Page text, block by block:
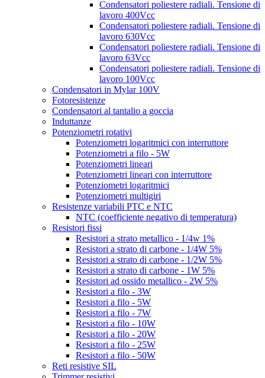
Condensatori poliestere radiali. Tensione di
lavoro 400Vcc
Condensatori poliestere radiali. Tensione di
lavoro 630Vcc
Condensatori poliestere radiali. Tensione di
lavoro 63Vcc
Condensatori poliestere radiali. Tensione di
lavoro 100Vcc
Condensatori in Mylar 100V
Fotoresistenze
Condensatori al tantalio a goccia
Induttanze
Potenziometri rotativi
Potenziometri logaritmici con interruttore
Potenziometri a filo - 5W
Potenziometri lineari
Potenziometri lineari con interruttore
Potenziometri logaritmici
Potenziometri multigiri
Resistenze variabili PTC e NTC
NTC (coefficiente negativo di temperatura)
Resistori fissi
Resistori a strato metallico - 1/4w 1%
Resistori a strato di carbone - 1/4W 5%
Resistori a strato di carbone - 1/2W 5%
Resistori a strato di carbone - 1W 5%
Resistori ad ossido metallico - 2W 5%
Resistori a filo - 3W
Resistori a filo - 5W
Resistori a filo - 7W
Resistori a filo - 10W
Resistori a filo - 20W
Resistori a filo - 25W
Resistori a filo - 50W
Reti resistive SIL